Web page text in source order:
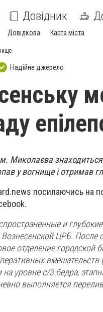
Довідник
Довідкова Карта міста
Надійне джерело
м. Миколаєва
у вогнище і отримав
посилаючись на
и
Вознесенской ЦРБ.
отделение городской
уровне с/3 бедра,
выполняется